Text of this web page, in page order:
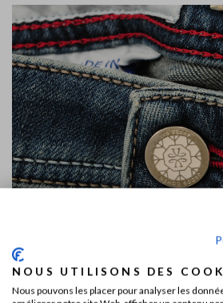
NOUS UTILISONS DES
Nous pouvons les placer pour analyser les